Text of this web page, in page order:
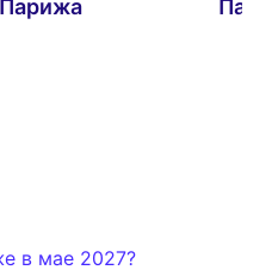
Парижа
в мае 2027?